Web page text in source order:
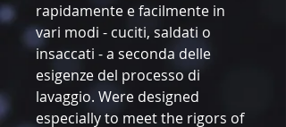
rapidamente e facilmente in
vari modi - cuciti, saldati o
insaccati - a seconda delle
esigenze del processo di
lavaggio. Were designed
especially to meet the rigors of